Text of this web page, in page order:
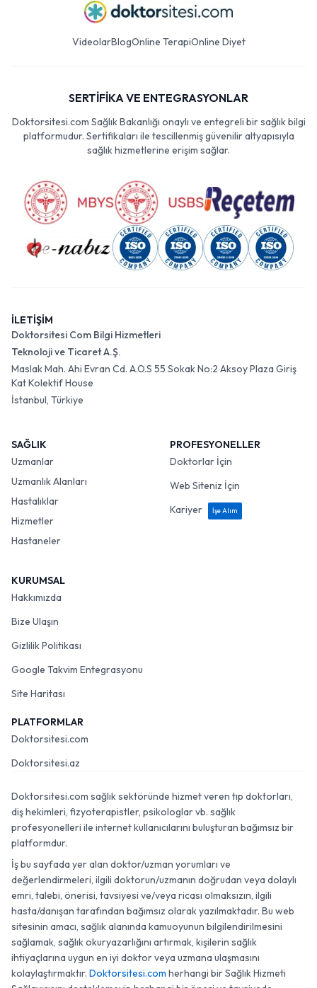
VideolarBlogOnline TerapiOnline Diyet
SERTİFİKA VE ENTEGRASYONLAR
Doktorsitesi.com Sağlık Bakanlığı onaylı ve entegreli bir sağlık bilgi
platformudur. Sertifikaları ile tescillenmiş güvenilir altyapısıyla
sağlık hizmetlerine erişim sağlar.
İLETİŞİM
Doktorsitesi Com Bilgi Hizmetleri
Teknoloji ve Ticaret A.Ş.
Maslak Mah. Ahi Evran Cd. A.O.S 55 Sokak No:2 Aksoy Plaza Giriş
Kat Kolektif House
İstanbul, Türkiye
SAĞLIK
Uzmanlar
Uzmanlık Alanları
Hastalıklar
Hizmetler
Hastaneler
PROFESYONELLER
Doktorlar İçin
Web Siteniz İçin
Kariyer
İşe Alım
KURUMSAL
Hakkımızda
Bize Ulaşın
Gizlilik Politikası
Google Takvim Entegrasyonu
Site Haritası
PLATFORMLAR
Doktorsitesi.com
Doktorsitesi.az
Doktorsitesi.com sağlık sektöründe hizmet veren tıp doktorları,
diş hekimleri, fizyoterapistler, psikologlar vb. sağlık
profesyonelleri ile internet kullanıcılarını buluşturan bağımsız bir
platformdur.
İş bu sayfada yer alan doktor/uzman yorumları ve
değerlendirmeleri, ilgili doktorun/uzmanın doğrudan veya dolaylı
emri, talebi, önerisi, tavsiyesi ve/veya ricası olmaksızın, ilgili
hasta/danışan tarafından bağımsız olarak yazılmaktadır. Bu web
sitesinin amacı, sağlık alanında kamuoyunun bilgilendirilmesini
sağlamak, sağlık okuryazarlığını artırmak, kişilerin sağlık
ihtiyaçlarına uygun en iyi doktor veya uzmana ulaşmasını
kolaylaştırmaktır. Doktorsitesi.com herhangi bir Sağlık Hizmeti